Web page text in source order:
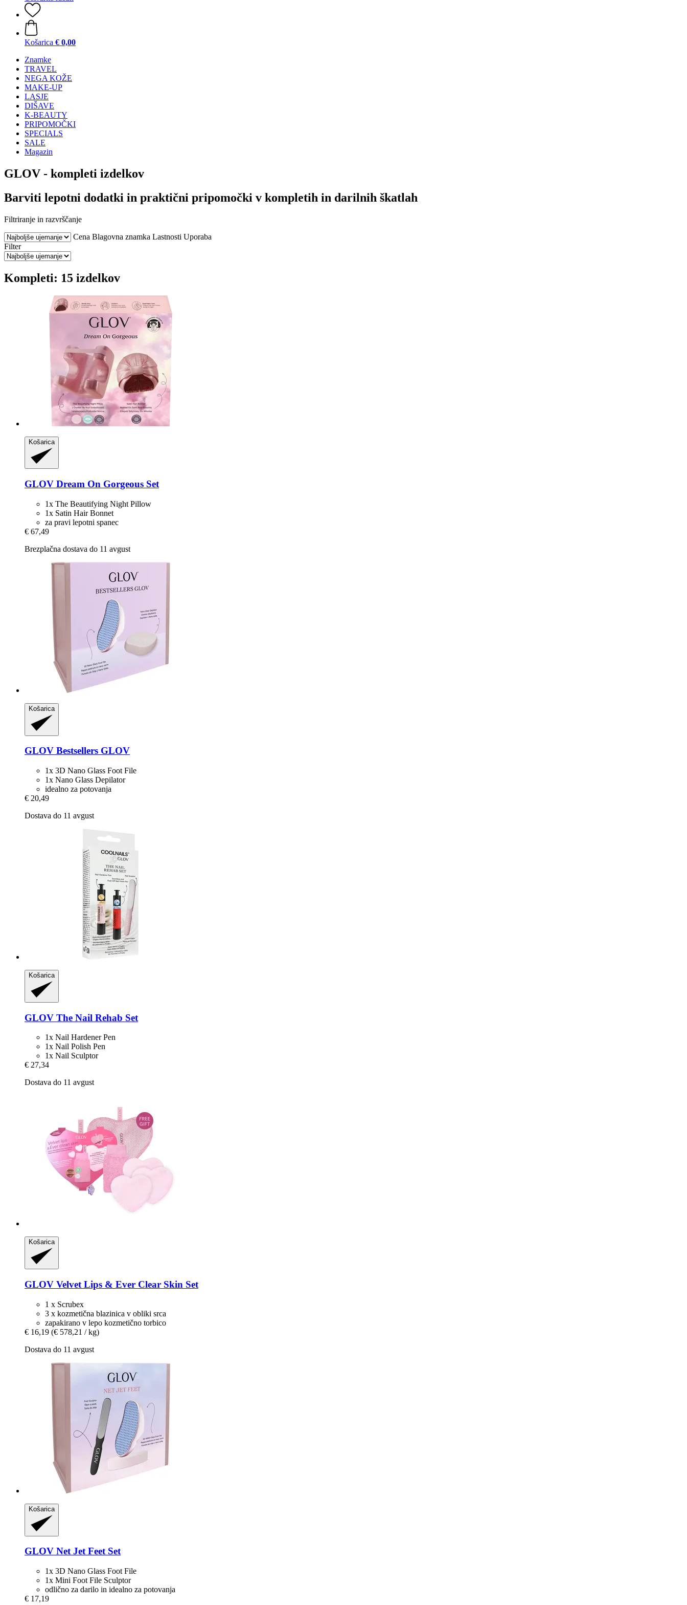
Košarica € 0,00
Znamke
TRAVEL
NEGA KOŽE
MAKE-UP
LASJE
DIŠAVE
K-BEAUTY
PRIPOMOČKI
SPECIALS
SALE
Magazin
GLOV - kompleti izdelkov
Barviti lepotni dodatki in praktični pripomočki v kompletih in darilnih škatlah
Filtriranje in razvrščanje
Cena Blagovna znamka Lastnosti Uporaba
Filter
Kompleti: 15 izdelkov
Košarica
GLOV Dream On Gorgeous Set
1x The Beautifying Night Pillow
1x Satin Hair Bonnet
za pravi lepotni spanec
€ 67,49
Brezplačna dostava do 11 avgust
Košarica
GLOV Bestsellers GLOV
1x 3D Nano Glass Foot File
1x Nano Glass Depilator
idealno za potovanja
€ 20,49
Dostava do 11 avgust
Košarica
GLOV The Nail Rehab Set
1x Nail Hardener Pen
1x Nail Polish Pen
1x Nail Sculptor
€ 27,34
Dostava do 11 avgust
Košarica
GLOV Velvet Lips & Ever Clear Skin Set
1 x Scrubex
3 x kozmetična blazinica v obliki srca
zapakirano v lepo kozmetično torbico
€ 16,19 (€ 578,21 / kg)
Dostava do 11 avgust
Košarica
GLOV Net Jet Feet Set
1x 3D Nano Glass Foot File
1x Mini Foot File Sculptor
odlično za darilo in idealno za potovanja
€ 17,19